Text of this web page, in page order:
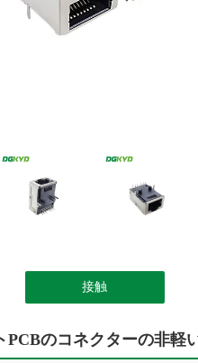
接触
PCBのコネクターの非軽